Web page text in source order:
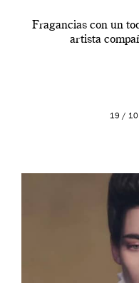
Fragancias con un
artista
19 /